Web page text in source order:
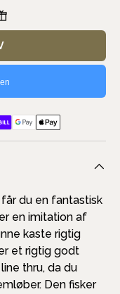
du en fantastisk
en imitation af
kaste rigtig
et rigtig godt
thru, da du
Den fisker